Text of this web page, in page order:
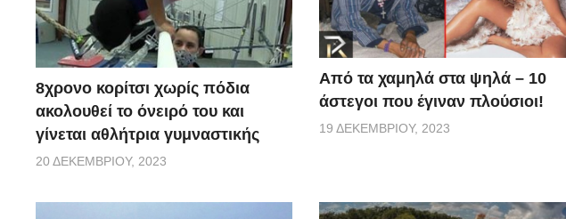
8χρονο κορίτσι χωρίς πόδια
ακολουθεί το όνειρό του και
γίνεται αθλήτρια γυμναστικής
20 ΔΕΚΕΜΒΡΊΟΥ, 2023
Από τα χαμηλά στα ψηλά – 10
άστεγοι που έγιναν πλούσιοι!
19 ΔΕΚΕΜΒΡΊΟΥ, 2023